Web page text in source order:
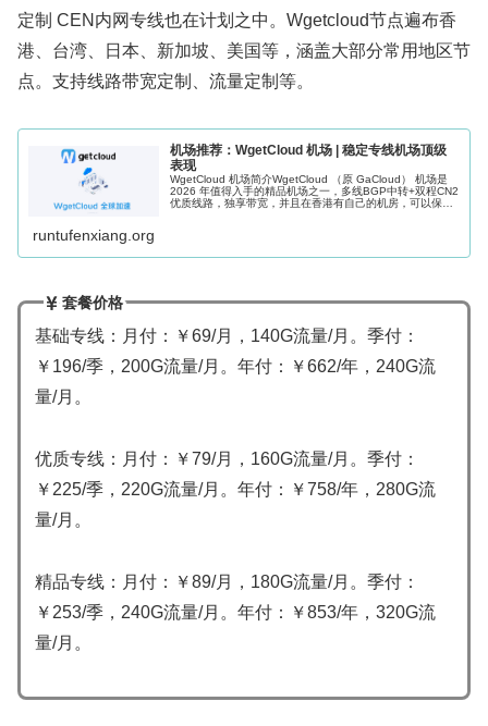
定制 CEN内网专线也在计划之中。Wgetcloud节点遍布香
港、台湾、日本、新加坡、美国等，涵盖大部分常用地区节
点。支持线路带宽定制、流量定制等。
机场推荐：WgetCloud 机场 | 稳定专线机场顶级
表现
WgetCloud 机场简介WgetCloud （原 GaCloud） 机场是
2026 年值得入手的精品机场之一，多线BGP中转+双程CN2
优质线路，独享带宽，并且在香港有自己的机房，可以保证
runtufenxiang.org
套餐价格
基础专线：月付：￥69/月，140G流量/月。季付：
￥196/季，200G流量/月。年付：￥662/年，240G流
量/月。
优质专线：月付：￥79/月，160G流量/月。季付：
￥225/季，220G流量/月。年付：￥758/年，280G流
量/月。
精品专线：月付：￥89/月，180G流量/月。季付：
￥253/季，240G流量/月。年付：￥853/年，320G流
量/月。